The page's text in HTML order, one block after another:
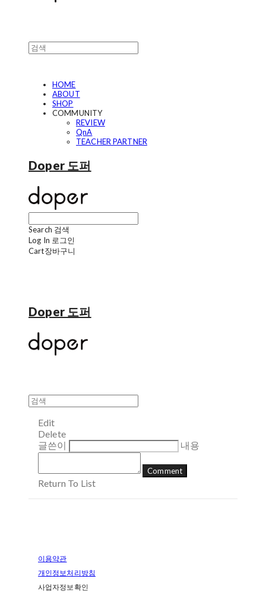
HOME
ABOUT
SHOP
COMMUNITY
REVIEW
QnA
TEACHER PARTNER
Doper 도퍼
Search 검색
Log In 로그인
Cart장바구니
Doper 도퍼
Edit
Delete
글쓴이
내용
Comment
Return To List
이용약관
개인정보처리방침
사업자정보확인